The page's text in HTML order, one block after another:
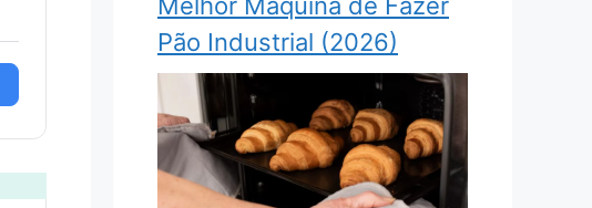
Melhor Máquina de Fazer
Pão Industrial (2026)